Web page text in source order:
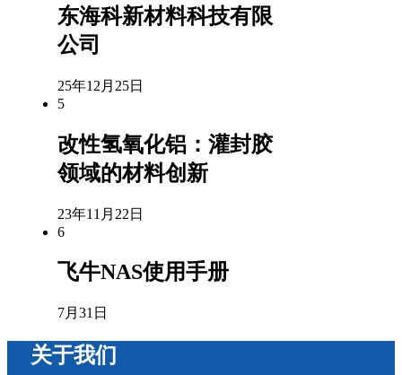
东海科新材料科技有限
公司
25年12月25日
5
改性氢氧化铝：灌封胶
领域的材料创新
23年11月22日
6
飞牛NAS使用手册
7月31日
关于我们